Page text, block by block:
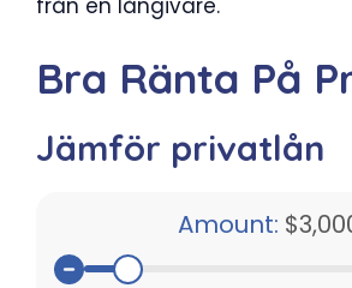
från en långivare.
Bra Ränta På
Jämför privatlån
Amount: